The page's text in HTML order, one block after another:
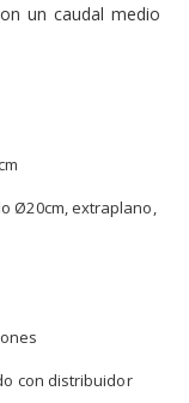
un caudal medio
Ø20cm, extraplano,
con distribuidor